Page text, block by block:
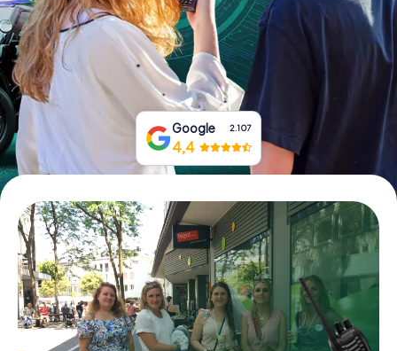
Boek tickets
Koop cadeaubonnen
Google 2.107
4,4